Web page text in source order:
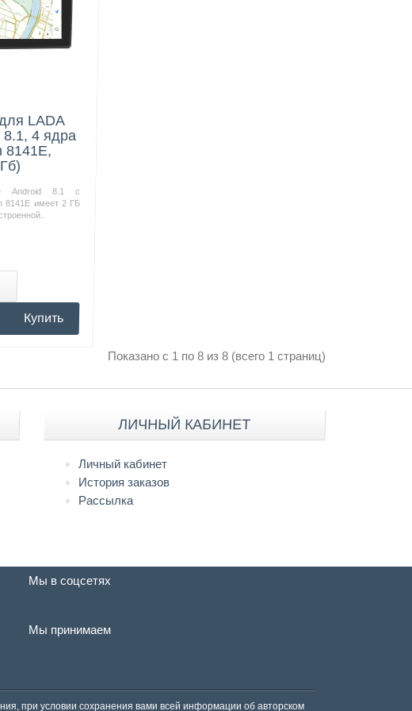
LADA
8.1, 4 ядра
8141E,
Android 8.1 с
8141E имеет 2 ГБ
Купить
Показано с 1 по 8 из 8 (всего 1 страниц)
ЛИЧНЫЙ КАБИНЕТ
Личный кабинет
История заказов
Рассылка
Мы в соцсетях
Мы принимаем
при условии сохранения вами всей информации об авторском